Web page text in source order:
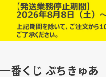
一番くじ ぷちきゅあ